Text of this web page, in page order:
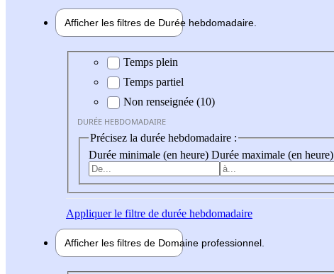
Afficher les filtres de Durée hebdomadaire
Durée hebdomadaire
Temps plein
Temps partiel
Non renseignée (10)
DURÉE HEBDOMADAIRE
Précisez la durée hebdomadaire :
Durée minimale (en heure) Durée maximale (en heure)
Appliquerle filtre de durée hebdomadaire
Afficher les filtres de Domaine professionnel